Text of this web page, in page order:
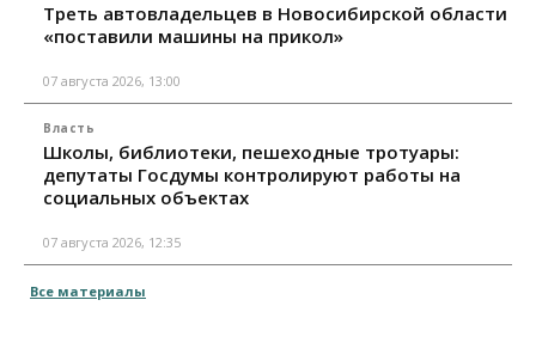
Треть автовладельцев в Новосибирской области
«поставили машины на прикол»
07 августа 2026, 13:00
Власть
Школы, библиотеки, пешеходные тротуары:
депутаты Госдумы контролируют работы на
социальных объектах
07 августа 2026, 12:35
Все материалы